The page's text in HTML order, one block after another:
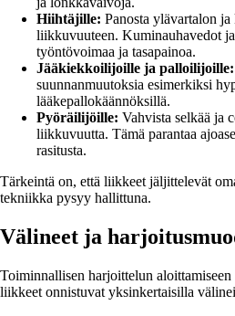
Hiihtäjille: Panosta ylävartalon
liikkuvuuteen. Kuminauhavedot
työntövoimaa ja tasapainoa.
Jääkiekkoilijoille ja palloilijoille:
suunnanmuutoksia esimerkiksi
lääkepallokäännöksillä.
Pyöräilijöille: Vahvista selkää ja
liikkuvuutta. Tämä parantaa
rasitusta.
Tärkeintä on, että liikkeet jäljittelevät
tekniikka pysyy hallittuna.
Välineet ja
Toiminnallisen harjoittelun
liikkeet onnistuvat yksinkertaisilla